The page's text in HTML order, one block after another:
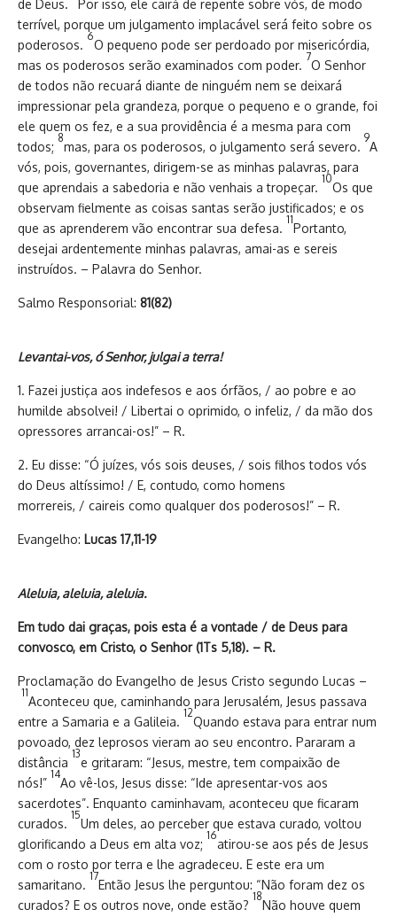
de Deus.
Por isso, ele cairá de repente sobre vós, de modo
terrível, porque um julgamento implacável será feito sobre os
poderosos.
6
O pequeno pode ser perdoado por misericórdia,
mas os poderosos serão examinados com poder.
7
O Senhor
de todos não recuará diante de ninguém nem se deixará
impressionar pela grandeza, porque o pequeno e o grande, foi
ele quem os fez, e a sua providência é a mesma para com
todos;
8
mas, para os poderosos, o julgamento será severo.
9
A
vós, pois, governantes, dirigem-se as minhas palavras, para
que aprendais a sabedoria e não venhais a tropeçar.
10
Os que
observam fielmente as coisas santas serão justificados; e os
que as aprenderem vão encontrar sua defesa.
11
Portanto,
desejai ardentemente minhas palavras, amai-as e sereis
instruídos. – Palavra do Senhor.
Salmo Responsorial: 81(82)
Levantai-vos, ó Senhor, julgai a terra!
1. Fazei justiça aos indefesos e aos órfãos, / ao pobre e ao
humilde absolvei! / Libertai o oprimido, o infeliz, / da mão dos
opressores arrancai-os!” – R.
2. Eu disse: “Ó juízes, vós sois deuses, / sois filhos todos vós
do Deus altíssimo! / E, contudo, como homens
morrereis, / caireis como qualquer dos poderosos!” – R.
Evangelho: Lucas 17,11-19
Aleluia, aleluia, aleluia.
Em tudo dai graças, pois esta é a vontade / de Deus para
convosco, em Cristo, o Senhor (1Ts 5,18). – R.
Proclamação do Evangelho de Jesus Cristo segundo Lucas –
11
Aconteceu que, caminhando para Jerusalém, Jesus passava
entre a Samaria e a Galileia.
12
Quando estava para entrar num
povoado, dez leprosos vieram ao seu encontro. Pararam a
distância
13
e gritaram: “Jesus, mestre, tem compaixão de
nós!”
14
Ao vê-los, Jesus disse: “Ide apresentar-vos aos
sacerdotes”. Enquanto caminhavam, aconteceu que ficaram
curados.
15
Um deles, ao perceber que estava curado, voltou
glorificando a Deus em alta voz;
16
atirou-se aos pés de Jesus
com o rosto por terra e lhe agradeceu. E este era um
samaritano.
17
Então Jesus lhe perguntou: “Não foram dez os
curados? E os outros nove, onde estão?
18
Não houve quem